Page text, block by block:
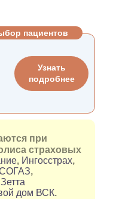
пациентов
Узнать
подробнее
при
страховых
, Ингосстрах,
,
Зетта
дом ВСК.